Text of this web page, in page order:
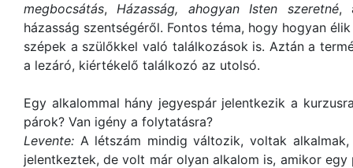
megbocsátás,Házasság, ahogyan Isten szeretné,
házasság szentségéről. Fontos téma, hogy hogyan
szépek a szülőkkel való találkozások is. Aztán a
a lezáró, kiértékelő találkozó az utolsó.
Egy alkalommal hány jegyespár jelentkezik a
párok? Van igény a folytatásra?
Levente: A létszám mindig változik, voltak
jelentkeztek, de volt már olyan alkalom is, amikor